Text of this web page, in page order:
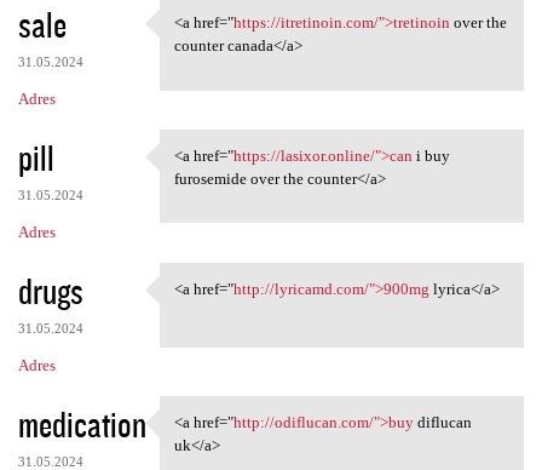
sale
31.05.2024
Adres
<a href="https://itretinoin
<a href="https://itretinoin.com/">tretinoin over the
counter canada</a>
pill
31.05.2024
Adres
<a href="https://lasixor
<a href="https://lasixor.online/">can i buy
furosemide over the counter</a>
drugs
31.05.2024
Adres
<a href="http://lyricamd.com/
<a href="http://lyricamd.com/">900mg lyrica</a>
medication
31.05.2024
<a href="http://odiflucan.com
<a href="http://odiflucan.com/">buydiflucan
uk</a>